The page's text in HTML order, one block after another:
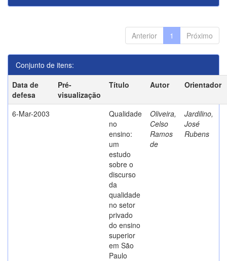
Anterior 1 Próximo
Conjunto de itens:
Data de
defesa
Pré-
visualização
Título Autor Orientador
6-Mar-2003
Qualidade
no
ensino:
um
estudo
sobre o
discurso
da
qualidade
no setor
privado
do ensino
superior
em São
Paulo
Oliveira,
Celso
Ramos
de
Jardilino,
José
Rubens